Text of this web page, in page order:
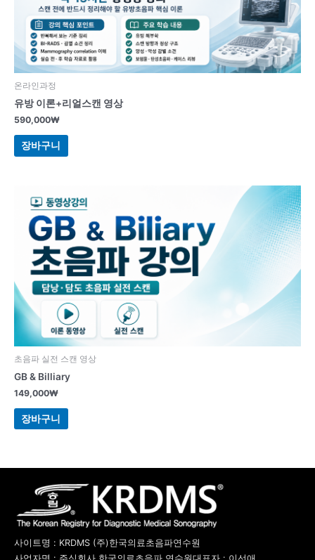
온라인과정
유방 이론+리얼스캔 영상
590,000₩
장바구니
초음파 실전 스캔 영상
GB & Billiary
149,000₩
장바구니
사이트명 : KRDMS (주)한국의료초음파연수원